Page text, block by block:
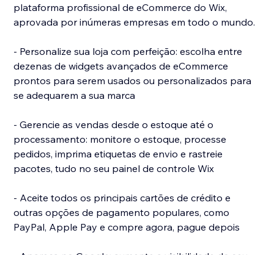
plataforma profissional de eCommerce do Wix,
aprovada por inúmeras empresas em todo o mundo.
- Personalize sua loja com perfeição: escolha entre
dezenas de widgets avançados de eCommerce
prontos para serem usados ou personalizados para
se adequarem a sua marca
- Gerencie as vendas desde o estoque até o
processamento: monitore o estoque, processe
pedidos, imprima etiquetas de envio e rastreie
pacotes, tudo no seu painel de controle Wix
- Aceite todos os principais cartões de crédito e
outras opções de pagamento populares, como
PayPal, Apple Pay e compre agora, pague depois